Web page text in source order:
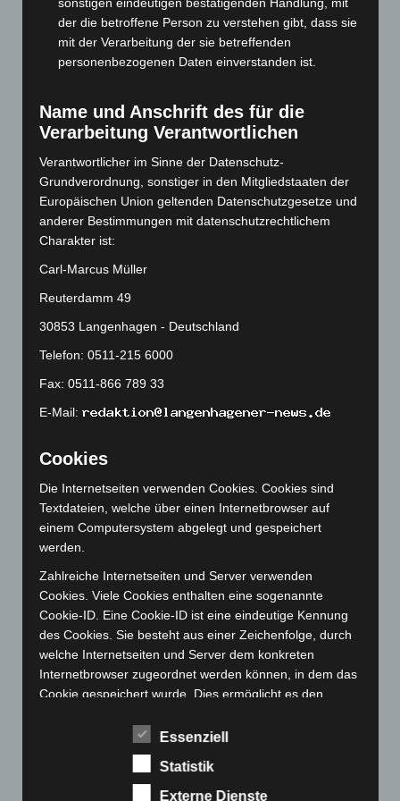
März 2024(103)
Februar 2024(103)
Januar 2024(111)
November 2023 (130)
Oktober 2023(114)
September 2023(133)
August 2023
(134)
Juli 2023(118)
Juni 2023(142)
Mai 2023(139)
April 2023(155)
März 2023(174)
Februar 2023(154)
Januar 2023(140)
Dezember 2022(130)
Oktober 2022
September 2022(205)
August 2022(166)
Juli 2022(133)
Juni 2022 (167)
Mai 2022(177)
April 2022(198)
März 2022(221)
Februar 2022(189)
Januar 2022(190)
(204)
(215)
(171)
sonstigen eindeutigen bestätigenden Handlung, mit
der die betroffene Person zu verstehen gibt, dass sie
mit der Verarbeitung der sie betreffenden
personenbezogenen Daten einverstanden ist.
Name und Anschrift des für die
Verarbeitung Verantwortlichen
Verantwortlicher im Sinne der Datenschutz-
Grundverordnung, sonstiger in den Mitgliedstaaten der
Europäischen Union geltenden Datenschutzgesetze und
anderer Bestimmungen mit datenschutzrechtlichem
Charakter ist:
Carl-Marcus Müller
Reuterdamm 49
30853 Langenhagen - Deutschland
Telefon: 0511-215 6000
Fax: 0511-866 789 33
E-Mail:
Cookies
Die Internetseiten verwenden Cookies. Cookies sind
Textdateien, welche über einen Internetbrowser auf
einem Computersystem abgelegt und gespeichert
werden.
Zahlreiche Internetseiten und Server verwenden
Cookies. Viele Cookies enthalten eine sogenannte
Cookie-ID. Eine Cookie-ID ist eine eindeutige Kennung
des Cookies. Sie besteht aus einer Zeichenfolge, durch
welche Internetseiten und Server dem konkreten
Internetbrowser zugeordnet werden können, in dem das
Cookie gespeichert wurde. Dies ermöglicht es den
Browser der betroffenen Person von anderen
Internetbrowsern, die andere Cookies enthalten, zu
unterscheiden. Ein bestimmter Internetbrowser kann
über die eindeutige Cookie-ID wiedererkannt und
Essenziell
Statistik
Externe Dienste